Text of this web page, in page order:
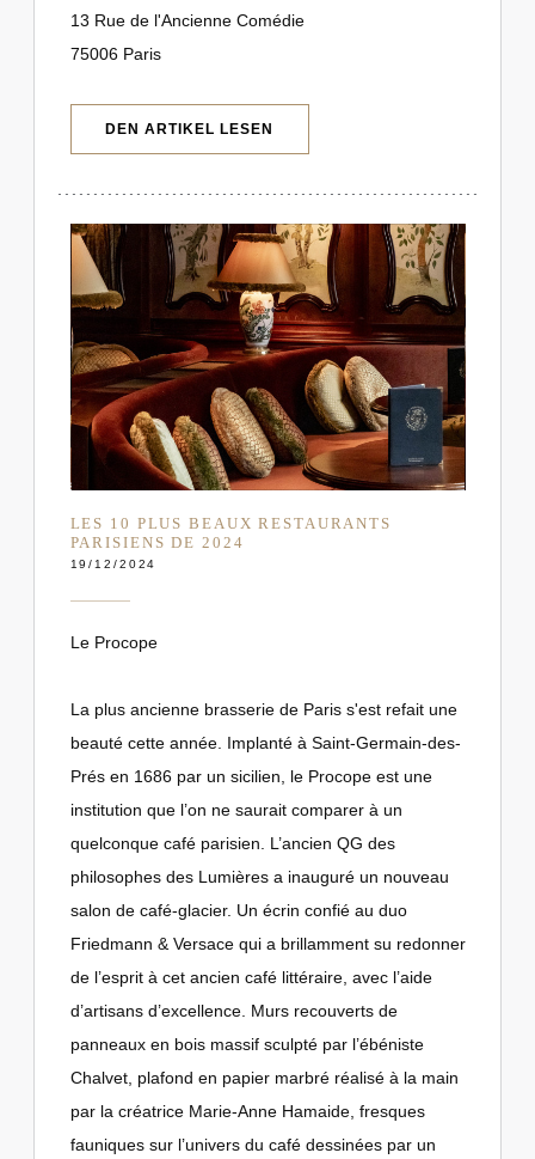
13 Rue de l'Ancienne Comédie
75006 Paris
DEN ARTIKEL LESEN
LES 10 PLUS BEAUX RESTAURANTS
PARISIENS DE 2024
19/12/2024
Le Procope
La plus ancienne brasserie de Paris s'est refait une
beauté cette année. Implanté à Saint-Germain-des-
Prés en 1686 par un sicilien, le Procope est une
institution que l’on ne saurait comparer à un
quelconque café parisien. L’ancien QG des
philosophes des Lumières a inauguré un nouveau
salon de café-glacier. Un écrin confié au duo
Friedmann & Versace qui a brillamment su redonner
de l’esprit à cet ancien café littéraire, avec l’aide
d’artisans d’excellence. Murs recouverts de
panneaux en bois massif sculpté par l’ébéniste
Chalvet, plafond en papier marbré réalisé à la main
par la créatrice Marie-Anne Hamaide, fresques
fauniques sur l’univers du café dessinées par un